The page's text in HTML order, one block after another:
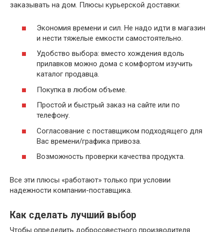
заказывать на дом. Плюсы курьерской доставки:
Экономия времени и сил. Не надо идти в магазин
и нести тяжелые емкости самостоятельно.
Удобство выбора: вместо хождения вдоль
прилавков можно дома с комфортом изучить
каталог продавца.
Покупка в любом объеме.
Простой и быстрый заказ на сайте или по
телефону.
Согласование с поставщиком подходящего для
Вас времени/графика привоза.
Возможность проверки качества продукта.
Все эти плюсы «работают» только при условии
надежности компании-поставщика.
Как сделать лучший выбор
Чтобы определить добросовестного производителя